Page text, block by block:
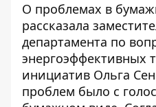
О проблемах в
рассказала
департамента по
энергоэффективных
инициатив Ольга
проблем было с